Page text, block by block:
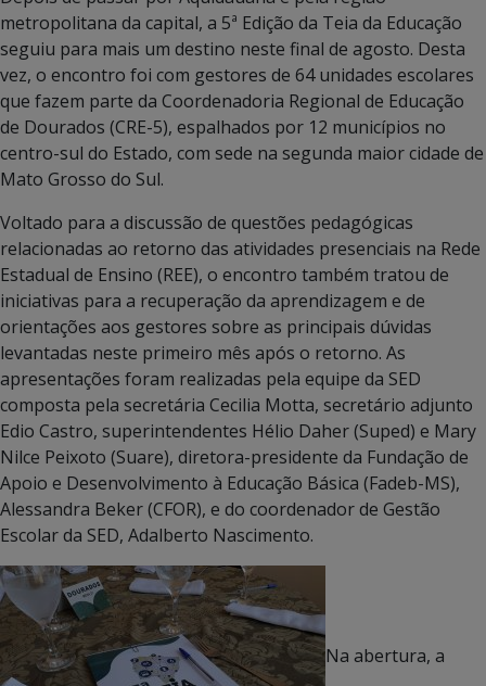
metropolitana da capital, a 5ª Edição da Teia da Educação
seguiu para mais um destino neste final de agosto. Desta
vez, o encontro foi com gestores de 64 unidades escolares
que fazem parte da Coordenadoria Regional de Educação
de Dourados (CRE-5), espalhados por 12 municípios no
centro-sul do Estado, com sede na segunda maior cidade de
Mato Grosso do Sul.
Voltado para a discussão de questões pedagógicas
relacionadas ao retorno das atividades presenciais na Rede
Estadual de Ensino (REE), o encontro também tratou de
iniciativas para a recuperação da aprendizagem e de
orientações aos gestores sobre as principais dúvidas
levantadas neste primeiro mês após o retorno. As
apresentações foram realizadas pela equipe da SED
composta pela secretária Cecilia Motta, secretário adjunto
Edio Castro, superintendentes Hélio Daher (Suped) e Mary
Nilce Peixoto (Suare), diretora-presidente da Fundação de
Apoio e Desenvolvimento à Educação Básica (Fadeb-MS),
Alessandra Beker (CFOR), e do coordenador de Gestão
Escolar da SED, Adalberto Nascimento.
Na abertura, a